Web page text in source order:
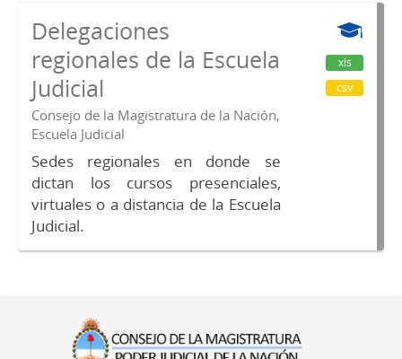
Delegaciones
regionales de la Escuela
Judicial
Consejo de la Magistratura de la Nación,
Escuela Judicial
Sedes regionales en donde se
dictan los cursos presenciales,
virtuales o a distancia de la Escuela
Judicial.
xls
csv